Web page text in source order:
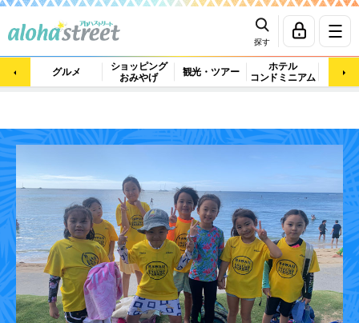
探す
グルメ
ショッピング
おみやげ
観光・ツアー
ホテル
コンドミニアム
マッ